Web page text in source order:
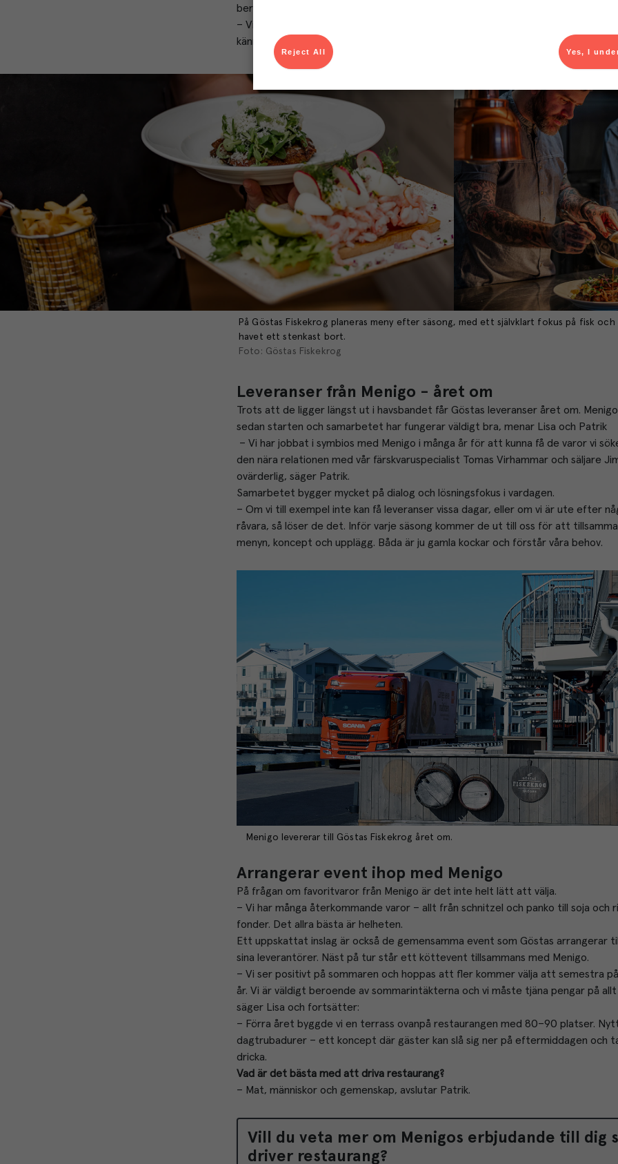
berömda räkmacka.
– Vi är ingen fine dining, även om nivån på råvarorna och maten är väldigt hög.
kännas inbjudande och vara en krog för alla, säger Lisa Bratt, controller och
På Göstas Fiskekrog planeras meny efter säsong, med ett självklart fokus på fisk och
havet ett stenkast bort.
Foto: Göstas Fiskekrog
Leveranser från Menigo - året om
Trots att de ligger längst ut i havsbandet får Göstas leveranser året om.
sedan starten och samarbetet har fungerar väldigt bra, menar Lisa och Patrik
– Vi har jobbat i symbios med Menigo i många år för att kunna få de varor vi
den nära relationen med vår färskvaruspecialist Tomas Virhammar och säljare
ovärderlig, säger Patrik.
Samarbetet bygger mycket på dialog och lösningsfokus i vardagen.
– Om vi till exempel inte kan få leveranser vissa dagar, eller om vi är ute efter
råvara, så löser de det. Inför varje säsong kommer de ut till oss för att
menyn, koncept och upplägg. Båda är ju gamla kockar och förstår våra behov.
Menigo levererar till Göstas Fiskekrog året om.
Arrangerar event ihop med Menigo
På frågan om favoritvaror från Menigo är det inte helt lätt att välja.
– Vi har många återkommande varor – allt från schnitzel och panko till soja och
fonder. Det allra bästa är helheten.
Ett uppskattat inslag är också de gemensamma event som Göstas arrangerar
sina leverantörer. Näst på tur står ett köttevent tillsammans med Menigo.
– Vi ser positivt på sommaren och hoppas att fler kommer välja att semestra
år. Vi är väldigt beroende av sommarintäkterna och vi måste tjäna pengar på
säger Lisa och fortsätter:
– Förra året byggde vi en terrass ovanpå restaurangen med 80–90 platser.
dagtrubadurer – ett koncept där gäster kan slå sig ner på eftermiddagen och
dricka.
Vad är det bästa med att driva restaurang?
– Mat, människor och gemenskap, avslutar Patrik.
Vill du veta mer om Menigos erbjudande till dig
driver restaurang?
Yes, I
Reject All